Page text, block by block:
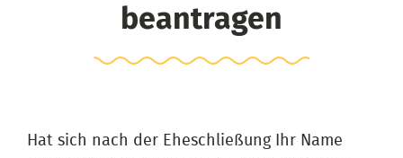
beantragen
Hat sich nach der Eheschließung Ihr Name